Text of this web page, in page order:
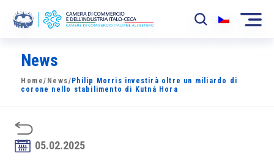
La Camera
News
Sviluppo Mercato
News
Home/ News/ Philip Morris investirà oltre un miliardo di
corone nello stabilimento di Kutná Hora
05.02.2025